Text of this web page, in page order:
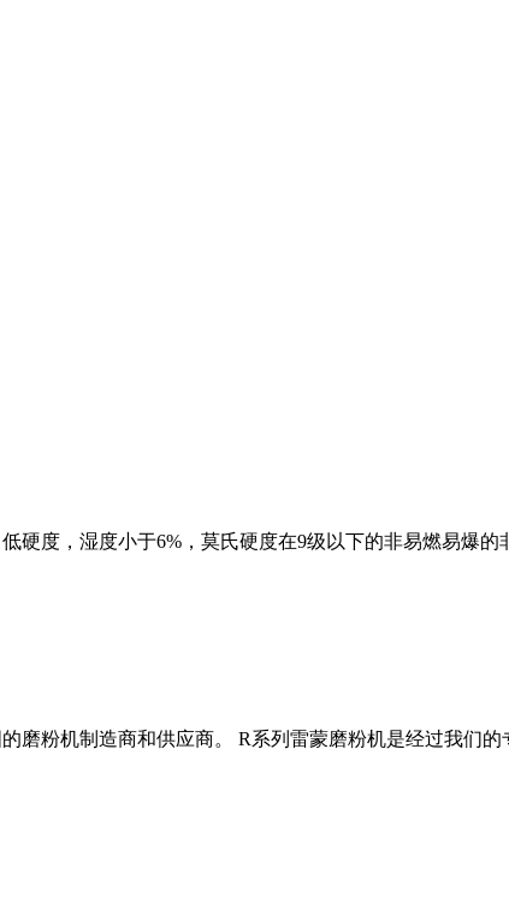
硬度，湿度小于6%，莫氏硬度在9级以下的非易燃易爆
磨粉机制造商和供应商。 R系列雷蒙磨粉机是经过我们